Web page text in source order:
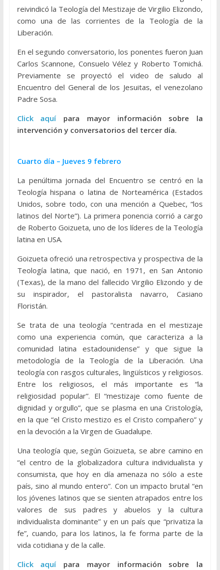
reivindicó la Teología del Mestizaje de Virgilio Elizondo,
como una de las corrientes de la Teología de la
Liberación.
En el segundo conversatorio, los ponentes fueron Juan
Carlos Scannone, Consuelo Vélez y Roberto Tomichá.
Previamente se proyectó el video de saludo al
Encuentro del General de los Jesuitas, el venezolano
Padre Sosa.
Click aquípara mayor información sobre la
intervención y conversatorios del tercer día.
Cuarto día – Jueves 9 febrero
La penúltima jornada del Encuentro se centró en la
Teología hispana o latina de Norteamérica (Estados
Unidos, sobre todo, con una mención a Quebec, “los
latinos del Norte”). La primera ponencia corrió a cargo
de Roberto Goizueta, uno de los líderes de la Teología
latina en USA.
Goizueta ofreció una retrospectiva y prospectiva de la
Teología latina, que nació, en 1971, en San Antonio
(Texas), de la mano del fallecido Virgilio Elizondo y de
su inspirador, el pastoralista navarro, Casiano
Floristán.
Se trata de una teología “centrada en el mestizaje
como una experiencia común, que caracteriza a la
comunidad latina estadounidense” y que sigue la
metodología de la Teología de la Liberación. Una
teología con rasgos culturales, lingüísticos y religiosos.
Entre los religiosos, el más importante es “la
religiosidad popular”. El “mestizaje como fuente de
dignidad y orgullo”, que se plasma en una Cristología,
en la que “el Cristo mestizo es el Cristo compañero” y
en la devoción a la Virgen de Guadalupe.
Una teología que, según Goizueta, se abre camino en
“el centro de la globalizadora cultura individualista y
consumista, que hoy en día amenaza no sólo a este
país, sino al mundo entero”. Con un impacto brutal “en
los jóvenes latinos que se sienten atrapados entre los
valores de sus padres y abuelos y la cultura
individualista dominante” y en un país que “privatiza la
fe”, cuando, para los latinos, la fe forma parte de la
vida cotidiana y de la calle.
Click aquípara mayor información sobre la